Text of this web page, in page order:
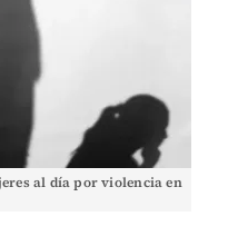
al día por violencia en